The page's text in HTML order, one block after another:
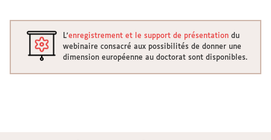
L'enregistrement et le support de présentation du
webinaire consacré aux possibilités de donner une
dimension européenne au doctorat sont disponibles.